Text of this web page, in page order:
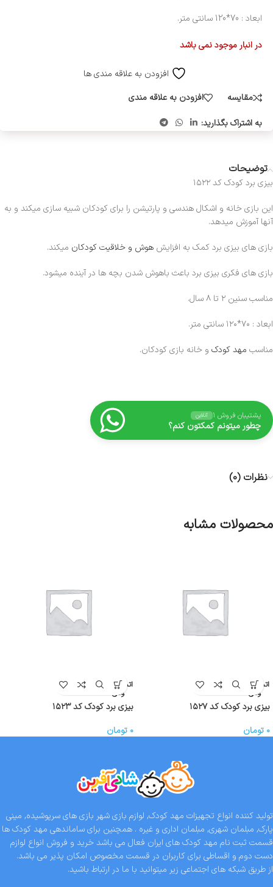
ابعاد : 70*120 سانتی متر.
در انبار موجود نمی باشد
افزودن به علاقه مندی ها
مقایسه
افزودن به علاقه مندی
به اشتراک بگذارید:
توضیحات
بیزی برد کودک کد ۱۵۲۲
این بازی خانه و اشکال هندسی و پارتیشن را برای کودکان شبیه سازی میکند و به
آنها آموزش میدهد.
بازی های بیزی برد کمک به افزایش هوش و خلاقیت کودکان میکند.
بازی های فکری بیزی برد باعث باهوش شدن بچه ها در آینده میشود.
مناسب سنین ۲ تا ۸ سال.
ابعاد : ۷۰*۱۲۰ سانتی متر.
مناسب مهد کودک و خانه بازی کودکان.
پشتیبان فروش ۱ آنلاین
چطور میتونم کمکتون کنم؟
نظرات (0)
محصولات مشابه
اتمام موج
ودی
بیزی برد کودک کد ۱۵۲۷
۰ تومان
اتمام موج
ودی
بیزی برد کودک کد ۱۵۲۳
۰ تومان
تولید کننده انواع تجهیزات مهد کودک, لوازم بازی شهر بازی های سرپوشیده, مینی
پارک, مبلمان شهری, مبلمان اداری و غیره . همچنین برای ساماندهی مهد کودک ها
قسمت ثبت نام مهد کودک های ایران فعال می باشد خرید و فروش انواع لوازم
دست دوم و اقساطی برای کاربران در قسمت مخصوص امکان پذیر می باشد.
از طریق شبکه های اجتماعی زیر میتوانید با ما در ارتباط باشید.